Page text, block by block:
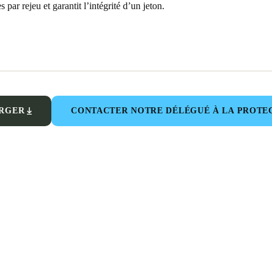
par rejeu et garantit l’intégrité d’un jeton.
CONTACTER NOTRE DÉLÉGUÉ À LA